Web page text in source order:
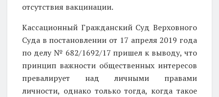
отсутствия вакцинации.
Кассационный Гражданский Суд Верховного
Суда в постановлении от 17 апреля 2019 года
по делу № 682/1692/17 пришел к выводу, что
принцип важности общественных интересов
превалирует над личными правами
личности, однако только тогда, когда такое